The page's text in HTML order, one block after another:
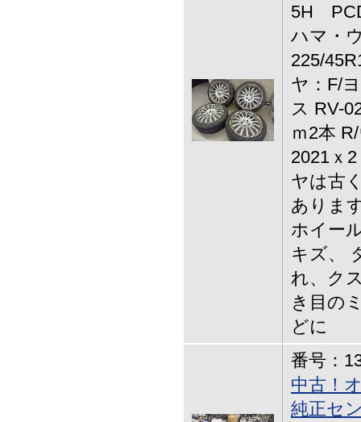
5H
ハマ・
225/
ヤ：F/
ス RV-
ｍ2本
2021ｘ
ヤは古
ありま
ホイー
キズ、
れ、ク
き目の
どに
番号：
中古！
純正セ